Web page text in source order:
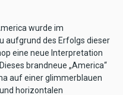
wurde im
aufgrund des Erfolgs dieser
eine neue Interpretation
brandneue „America“
auf einer glimmerblauen
horizontalen